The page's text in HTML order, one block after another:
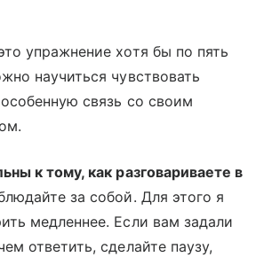
упражнение хотя бы по пять
научиться чувствовать
связь со своим
к тому, как разговариваете в
за собой. Для этого я
медленнее. Если вам задали
ответить, сделайте паузу,